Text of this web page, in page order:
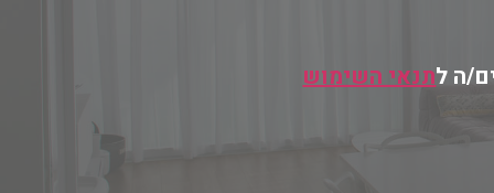
ה לתנאי השימוש